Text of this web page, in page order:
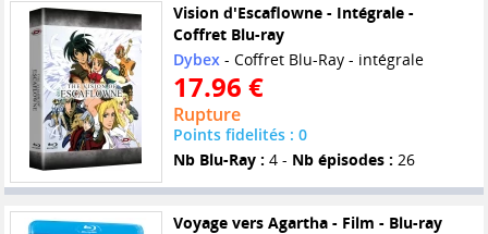
Vision d'Escaflowne - Intégrale -
Coffret Blu-ray
Dybex - Coffret Blu-Ray - intégrale
17.96 €
Rupture
Points fidelités : 0
Nb Blu-Ray : 4 - Nb épisodes : 26
Voyage vers Agartha - Film - Blu-ray